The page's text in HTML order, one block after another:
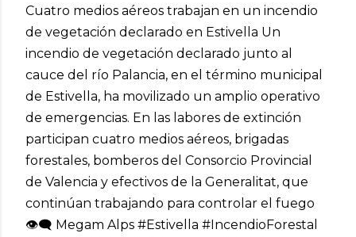
Cuatro medios aéreos trabajan en un incendio
de vegetación declarado en Estivella Un
incendio de vegetación declarado junto al
cauce del río Palancia, en el término municipal
de Estivella, ha movilizado un amplio operativo
de emergencias. En las labores de extinción
participan cuatro medios aéreos, brigadas
forestales, bomberos del Consorcio Provincial
de Valencia y efectivos de la Generalitat, que
continúan trabajando para controlar el fuego
👁‍🗨 Megam Alps #Estivella #IncendioForestal